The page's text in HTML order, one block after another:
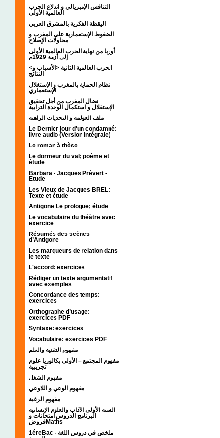
التنافس الإمبريالي و اندلاع الحرب
العالمية الأولى
اليقظة الفكرية بالمشرق العربي
الضغوط الإستعمارية على المغرب و
محاولات الإصلاح
أوربا من نهاية الحرب العالمية الأولى
إلى أزمة 1929م
<الحرب العالمية الثانية <الأسباب و
النتائج
نظام الحماية بالمغرب و الإستغلال
الإستعماري
نضال المغرب من أجل تحقيق
الإستقلال و استكمال الوحدة الترابية
ملف العولمة و التحديات الراهنة
Le Dernier jour d'un condamné:
livre audio (Version Intégrale)
Le roman à thèse
Le dormeur du val; poème et
étude
Barbara - Jacques Prévert -
Etude
Les Vieux de Jacques BREL:
Texte et étude
Antigone:Le prologue; étude
Le vocabulaire du théâtre avec
exercice
Résumés des scènes
d’Antigone
Les marqueurs de relation dans
le texte
L'accord: exercices
Rédiger un texte argumentatif
avec exemples
Concordance des temps:
exercices
Orthographe d’usage:
exercices PDF
Syntaxe: exercices
Vocabulaire: exercices PDF
مفهوم التقنية والعلم
مفهوم المجتمع – الأولى بكالوريا علوم
تجريبية
مفهوم الشغل
مفهوم الوعي و اللاوعي
مفهوم الرغبة
السنة الأولى الآداب والعلوم الإنسانية
البرنامج الدروس امتحانات و
فروضMaths
1éreBac - ملخص في دروس اللغة